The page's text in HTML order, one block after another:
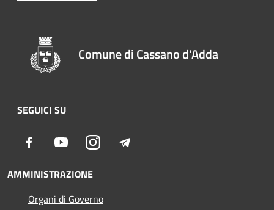
Comune di Cassano d'Adda
SEGUICI SU
Facebook YoutubeInstagram
AMMINISTRAZIONE
Organi di Governo